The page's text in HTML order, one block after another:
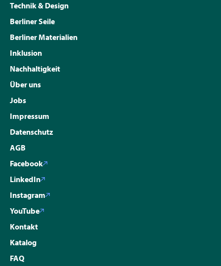
Technik & Design
Berliner Seile
Berliner Materialien
Inklusion
Nachhaltigkeit
Über uns
Jobs
Impressum
Datenschutz
AGB
Facebook
LinkedIn
Instagram
YouTube
Kontakt
Katalog
FAQ